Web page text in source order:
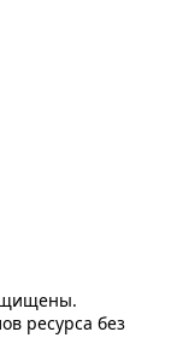
ресурса без